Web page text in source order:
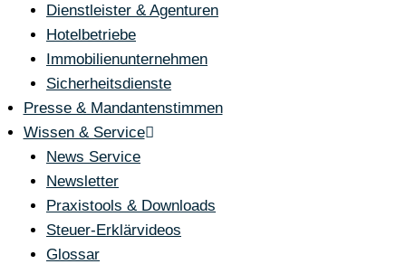
Dienstleister & Agenturen
Hotelbetriebe
Immobilienunternehmen
Sicherheitsdienste
Presse & Mandantenstimmen
Wissen & Service
News Service
Newsletter
Praxistools & Downloads
Steuer-Erklärvideos
Glossar